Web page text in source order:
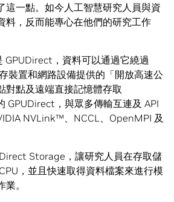
這一點。如今人工智慧研究人員與資
料，反而能專心在他們的研究工作
GPUDirect，資料可以通過它繞過
裝置和網路設備提供的「開放高速公
對點及遠端直接記憶體存取
GPUDirect，與眾多傳輸互連及 API
NVLink™、NCCL、OpenMPI 及
Storage，讓研究人員在存取儲
，並且快速取得資料檔案來進行模
。